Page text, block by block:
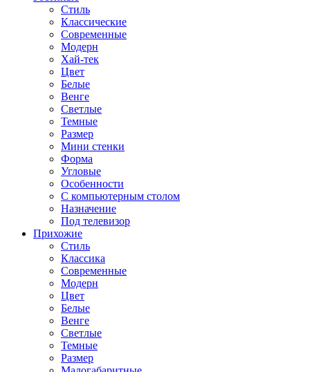
Стиль
Классические
Современные
Модерн
Хай-тек
Цвет
Белые
Венге
Светлые
Темные
Размер
Мини стенки
Форма
Угловые
Особенности
С компьютерным столом
Назначение
Под телевизор
Прихожие
Стиль
Классика
Современные
Модерн
Цвет
Белые
Венге
Светлые
Темные
Размер